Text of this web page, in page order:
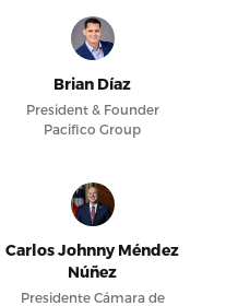
Brian Díaz
President & Founder
Pacifico Group
Carlos Johnny Méndez
Núñez
Presidente Cámara de